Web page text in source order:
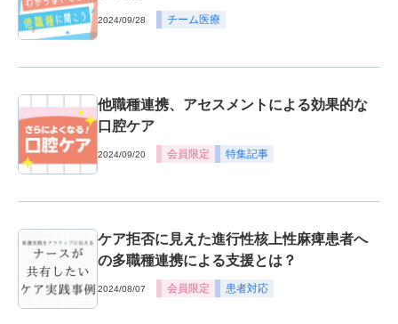
2024/09/28 チーム医療
他職種連携、アセスメントによる効果的な
口腔ケア
2024/09/20 会員限定 特集記事
ケア拒否に見えた進行性核上性麻痺患者へ
の多職種連携による支援とは？
2024/08/07 会員限定 患者対応